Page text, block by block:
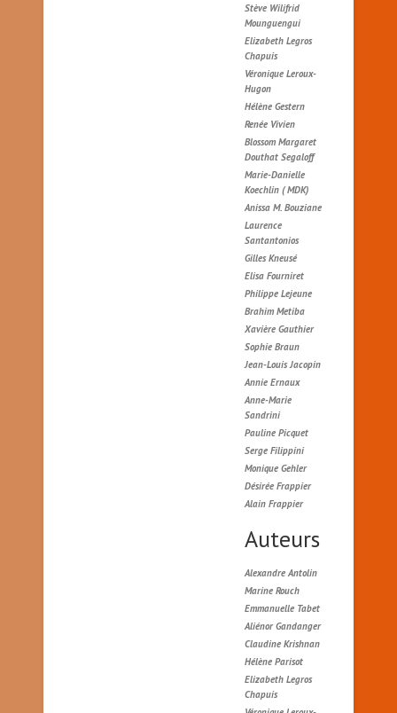
Stève Wilifrid
Mounguengui
Elizabeth Legros
Chapuis
Véronique Leroux-
Hugon
Hélène Gestern
Renée Vivien
Blossom Margaret
Douthat Segaloff
Marie-Danielle
Koechlin ( MDK)
Anissa M. Bouziane
Laurence
Santantonios
Gilles Kneusé
Elisa Fourniret
Philippe Lejeune
Brahim Metiba
Xavière Gauthier
Sophie Braun
Jean-Louis Jacopin
Annie Ernaux
Anne-Marie
Sandrini
Pauline Picquet
Serge Filippini
Monique Gehler
Désirée Frappier
Alain Frappier
Auteurs
Alexandre Antolin
Marine Rouch
Emmanuelle Tabet
Aliénor Gandanger
Claudine Krishnan
Hélène Parisot
Elizabeth Legros
Chapuis